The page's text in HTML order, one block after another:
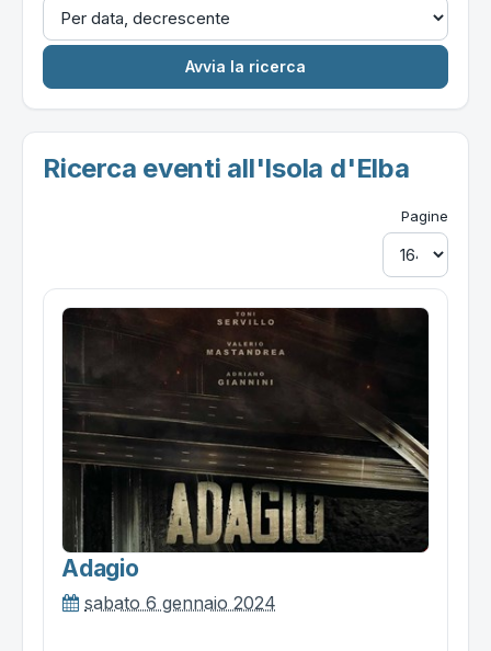
Ricerca eventi all'Isola d'Elba
Pagine
Adagio
sabato 6 gennaio 2024